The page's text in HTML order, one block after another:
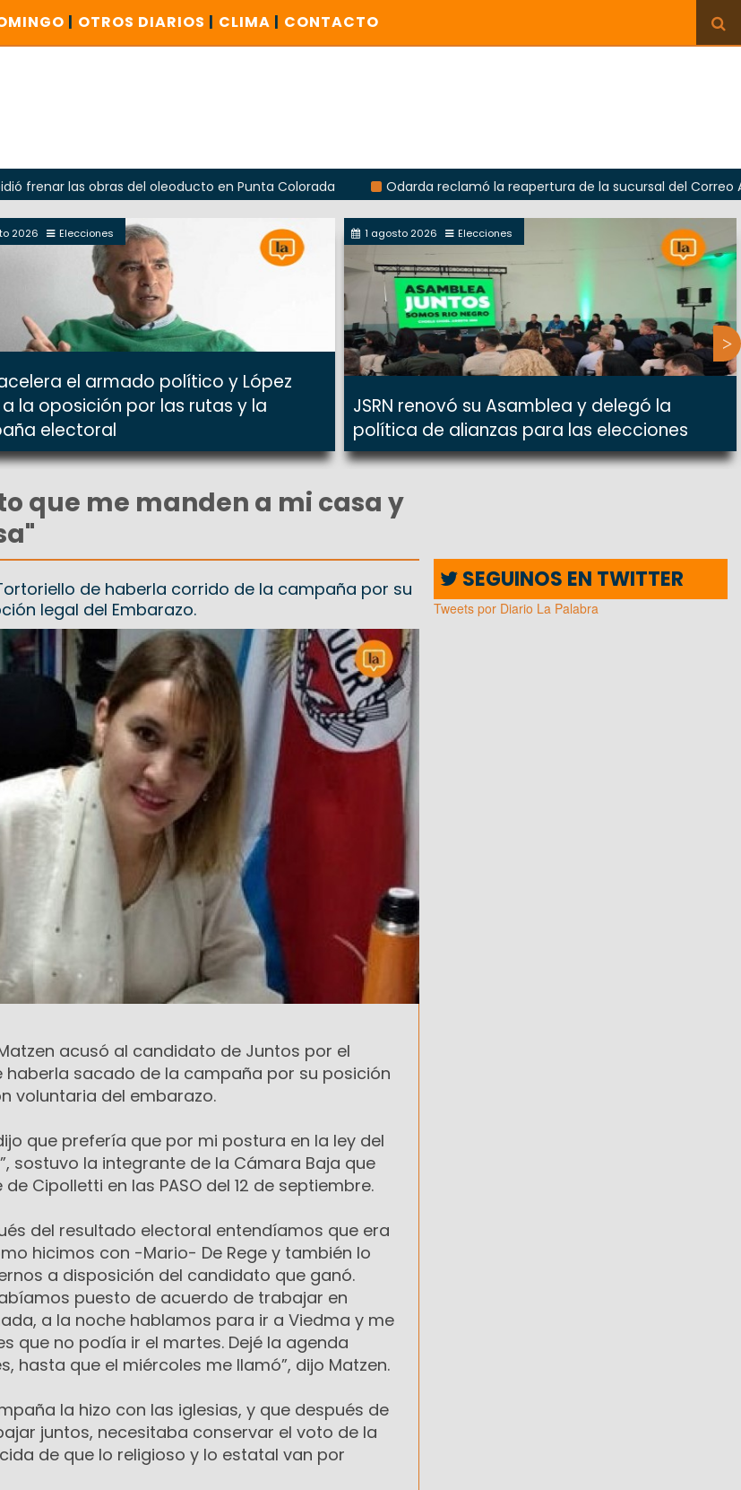
| OTROS DIARIOS | CLIMA | CONTACTO
obras del oleoducto en Punta Colorada
Odarda reclamó la reapertura de la sucursal del Correo Argentino
2026 Elecciones
acelera el armado político y López
la oposición por las rutas y la
electoral
1 agosto 2026 Elecciones
JSRN renovó su Asamblea y delegó la
política de alianzas para las elecciones
que me manden a mi casa y
de haberla corrido de la campaña por su
legal del Embarazo.
acusó al candidato de Juntos por el
haberla sacado de la campaña por su posición
voluntaria del embarazo.
que prefería que por mi postura en la ley del
sostuvo la integrante de la Cámara Baja que
Cipolletti en las PASO del 12 de septiembre.
del resultado electoral entendíamos que era
hicimos con -Mario- De Rege y también lo
a disposición del candidato que ganó.
puesto de acuerdo de trabajar en
a la noche hablamos para ir a Viedma y me
que no podía ir el martes. Dejé la agenda
hasta que el miércoles me llamó”, dijo Matzen.
la hizo con las iglesias, y que después de
juntos, necesitaba conservar el voto de la
de que lo religioso y lo estatal van por
SEGUINOS EN TWITTER
Tweets por Diario La Palabra